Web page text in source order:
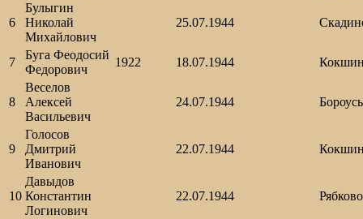
6
Булыгин
Николай
Михайлович
25.07.1944
7
Буга Феодосий
Федорович
1922 18.07.1944
8
Веселов
Алексей
Васильевич
24.07.1944
9
Голосов
Дмитрий
Иванович
22.07.1944
10
Давыдов
Константин
Логинович
22.07.1944 Рябково